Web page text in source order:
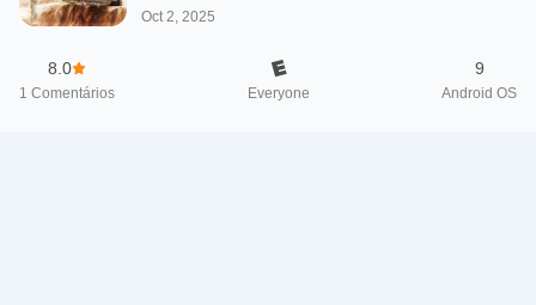
Oct 2, 2025
8.0
1 Comentários Everyone
9
Android OS